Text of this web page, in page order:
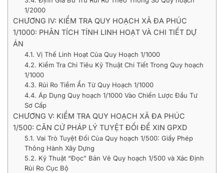
1/2000
CHƯƠNG IV: KIỂM TRA QUY HOẠCH XÃ ĐA PHÚC
1/1000: PHÂN TÍCH TÍNH LINH HOẠT VÀ CHI TIẾT DỰ
ÁN
4.1. Vị Thế Linh Hoạt Của Quy Hoạch 1/1000
4.2. Kiểm Tra Chỉ Tiêu Kỹ Thuật Chi Tiết Trong Quy hoạch
1/1000
4.3. Rủi Ro Tiềm Ẩn Từ Quy Hoạch 1/1000
4.4. Áp Dụng Quy hoạch 1/1000 Vào Chiến Lược Đầu Tư
Sơ Cấp
CHƯƠNG V: KIỂM TRA QUY HOẠCH XÃ ĐA PHÚC
1/500: CĂN CỨ PHÁP LÝ TUYỆT ĐỐI ĐỂ XIN GPXD
5.1. Vai Trò Tuyệt Đối Của Quy hoạch 1/500: Giấy Phép
Thông Hành Xây Dựng
5.2. Kỹ Thuật “Đọc” Bản Vẽ Quy hoạch 1/500 và Xác Định
Rủi Ro Cục Bộ